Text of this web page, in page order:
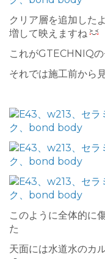
クリア層を追加した
増して映えますね
これがGTECHNIQ
それでは施工前から
このように全体的に
た
天面には水道水のカ